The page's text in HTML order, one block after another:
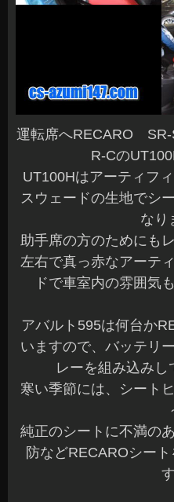
運転席へRECARO
R-Cの
UT100Hはアーティフ
スウェードの生地でシ
なり
助手席の方のためにも
左右で真っ赤なアーテ
ドで車室内の雰囲気
アバルト595は何台か
いますので、バッテリ
レーを組み込みし
寒い季節には、シート
純正のシートに不満の
防などRECAROシー